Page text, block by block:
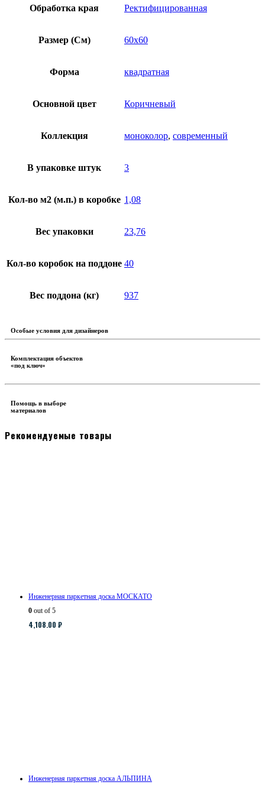
Обработка края Ректифицированная
Размер (См) 60х60
Форма квадратная
Основной цвет Коричневый
Коллекция моноколор, современный
В упаковке штук 3
Кол-во м2 (м.п.) в коробке 1,08
Вес упаковки 23,76
Кол-во коробок на поддоне 40
Вес поддона (кг) 937
Особые условия для дизайнеров
Комплектация объектов
«под ключ»
Помощь в выборе
материалов
Рекомендуемые товары
Инженерная паркетная доска МОСКАТО
0 out of 5
4,108.00 ₽
Инженерная паркетная доска АЛЬПИНА